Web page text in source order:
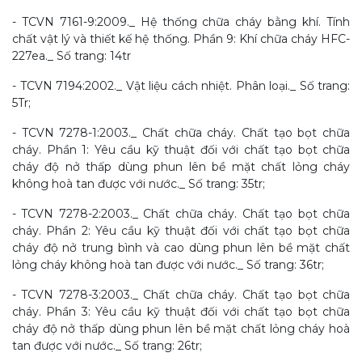
- TCVN 7161-9:2009._ Hệ thống chữa cháy bằng khí. Tính
chất vật lý và thiết kế hệ thống. Phần 9: Khí chữa cháy HFC-
227ea._ Số trang: 14tr
- TCVN 7194:2002._ Vật liệu cách nhiệt. Phân loại._ Số trang:
5Tr;
- TCVN 7278-1:2003._ Chất chữa cháy. Chất tạo bọt chữa
cháy. Phần 1: Yêu cầu kỹ thuật đối với chất tạo bọt chữa
cháy độ nở thấp dùng phun lên bề mặt chất lỏng cháy
không hoà tan được với nước._ Số trang: 35tr;
- TCVN 7278-2:2003._ Chất chữa cháy. Chất tạo bọt chữa
cháy. Phần 2: Yêu cầu kỹ thuật đối với chất tạo bọt chữa
cháy độ nở trung bình và cao dùng phun lên bề mặt chất
lỏng cháy không hoà tan được với nước._ Số trang: 36tr;
- TCVN 7278-3:2003._ Chất chữa cháy. Chất tạo bọt chữa
cháy. Phần 3: Yêu cầu kỹ thuật đối với chất tạo bọt chữa
cháy độ nở thấp dùng phun lên bề mặt chất lỏng cháy hoà
tan được với nước._ Số trang: 26tr;